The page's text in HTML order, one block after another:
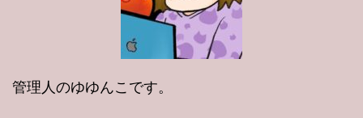
管理人のゆゆんこです。